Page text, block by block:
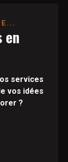
en
services
vos idées
?